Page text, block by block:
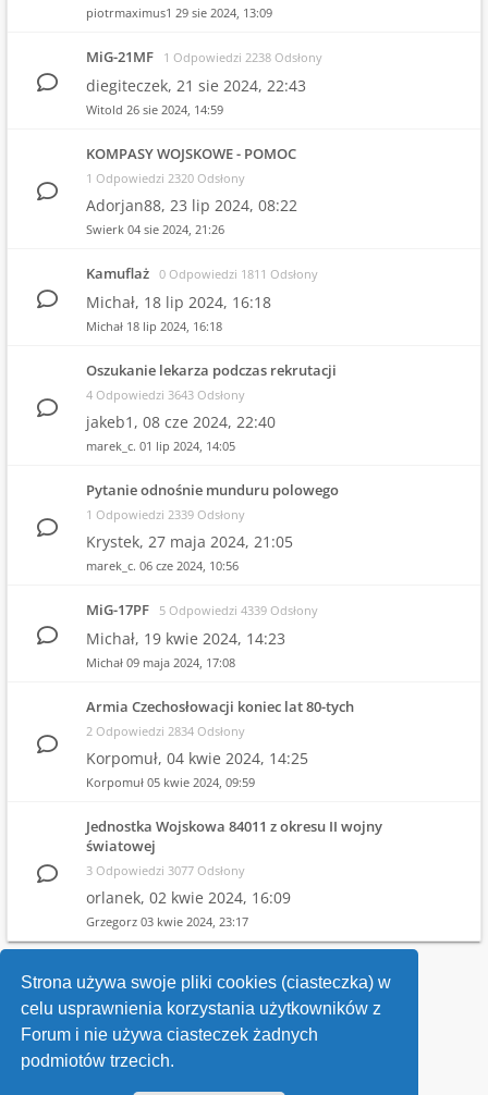
Strona używa swoje pliki cookies (ciasteczka) w
celu usprawnienia korzystania użytkowników z
Forum i nie używa ciasteczek żadnych
podmiotów trzecich.
piotrmaximus1 29 sie 2024, 13:09
MiG-21MF 1 Odpowiedzi 2238 Odsłony
diegiteczek, 21 sie 2024, 22:43
Witold 26 sie 2024, 14:59
KOMPASY WOJSKOWE - POMOC
1 Odpowiedzi 2320 Odsłony
Adorjan88, 23 lip 2024, 08:22
Swierk 04 sie 2024, 21:26
Kamuflaż 0 Odpowiedzi 1811 Odsłony
Michał, 18 lip 2024, 16:18
Michał 18 lip 2024, 16:18
Oszukanie lekarza podczas rekrutacji
4 Odpowiedzi 3643 Odsłony
jakeb1, 08 cze 2024, 22:40
marek_c. 01 lip 2024, 14:05
Pytanie odnośnie munduru polowego
1 Odpowiedzi 2339 Odsłony
Krystek, 27 maja 2024, 21:05
marek_c. 06 cze 2024, 10:56
MiG-17PF 5 Odpowiedzi 4339 Odsłony
Michał, 19 kwie 2024, 14:23
Michał 09 maja 2024, 17:08
Armia Czechosłowacji koniec lat 80-tych
2 Odpowiedzi 2834 Odsłony
Korpomuł, 04 kwie 2024, 14:25
Korpomuł 05 kwie 2024, 09:59
Jednostka Wojskowa 84011 z okresu II wojny
światowej
3 Odpowiedzi 3077 Odsłony
orlanek, 02 kwie 2024, 16:09
Grzegorz 03 kwie 2024, 23:17
1 2 3 4
Wróć do wykazu forów